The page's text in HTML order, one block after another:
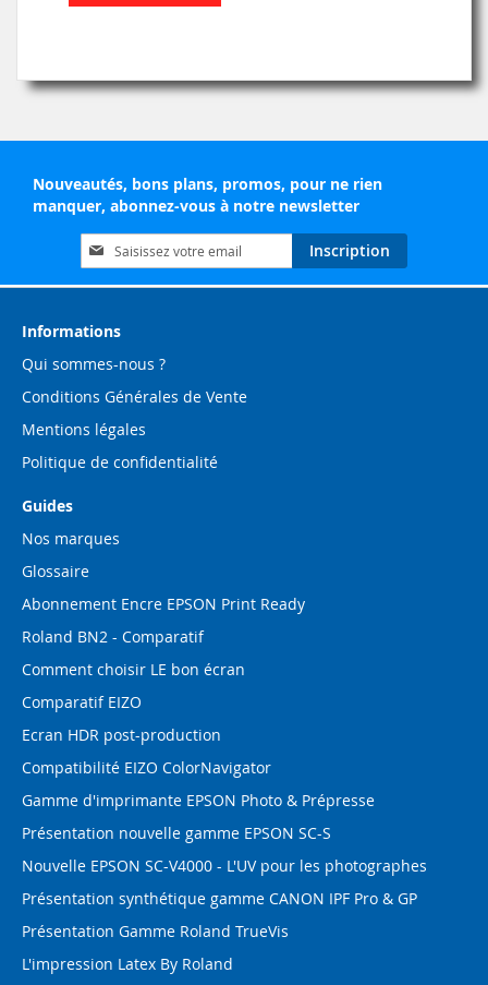
Nouveautés, bons plans, promos, pour ne rien
manquer, abonnez-vous à notre newsletter
Inscription
à
notre
d’information
Inscription
Informations
Qui sommes-nous ?
Conditions Générales de Vente
Mentions légales
Politique de confidentialité
Guides
Nos marques
Glossaire
Abonnement Encre EPSON Print Ready
Roland BN2 - Comparatif
Comment choisir LE bon écran
Comparatif EIZO
Ecran HDR post-production
Compatibilité EIZO ColorNavigator
Gamme d'imprimante EPSON Photo & Prépresse
Présentation nouvelle gamme EPSON SC-S
Nouvelle EPSON SC-V4000 - L'UV pour les photographes
Présentation synthétique gamme CANON IPF Pro & GP
Présentation Gamme Roland TrueVis
L'impression Latex By Roland